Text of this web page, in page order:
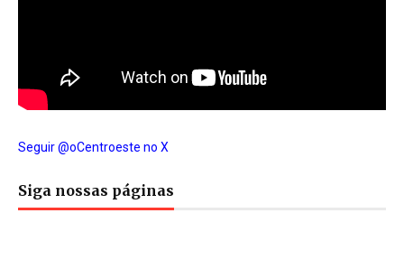
Seguir @oCentroeste no X
Siga nossas páginas